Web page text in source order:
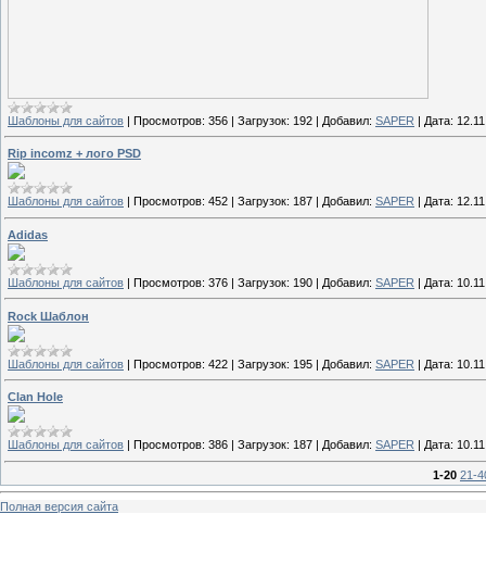
Шаблоны для сайтов | Просмотров: 356 | Загрузок: 192 | Добавил: SAPER | Дата:
Rip incomz + лого PSD
Шаблоны для сайтов Просмотров: 452 Загрузок: 187 Добавил: SAPER Дата:
Adidas
Шаблоны для сайтов | Просмотров: 376 | Загрузок: 190 | Добавил: SAPER | Дата:
Rock Шаблон
Шаблоны для сайтов | Просмотров: 422 | Загрузок: 195 | Добавил: SAPER | Дата:
Clan Hole
Шаблоны для сайтов Просмотров: 386 Загрузок: 187 Добавил: SAPER Дата:
1-20 21-
Полная версия сайта